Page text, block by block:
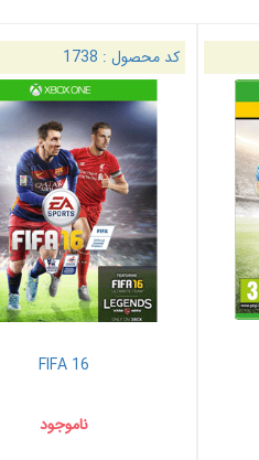
کد محصول : 1738
FIFA 16
ناموجود